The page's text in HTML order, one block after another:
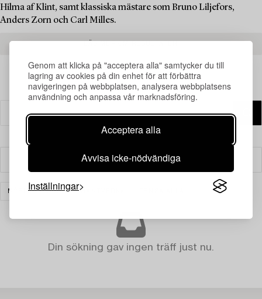
Genom att klicka på "acceptera alla" samtycker du till
lagring av cookies på din enhet för att förbättra
navigeringen på webbplatsen, analysera webbplatsens
användning och anpassa vår marknadsföring.
Acceptera alla
Avvisa icke-nödvändiga
Inställningar
Hilma af Klint, samt klassiska mästare som Bruno Liljefors,
Anders Zorn och Carl Milles.
Filter
MÖBLER OCH KONSTHANTVERK
Din sökning gav ingen träff just nu.